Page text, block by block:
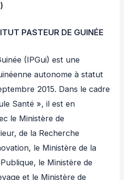
PASTEUR DE GUINÉE
(IPGui) est une
autonome à statut
2015. Dans le cadre
Santé », il est en
le Ministère de
de la Recherche
le Ministère de la
le Ministère de
et le Ministère de